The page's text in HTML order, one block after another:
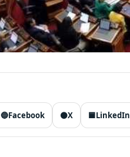
🔵Facebook ⚫X 🟦LinkedIn